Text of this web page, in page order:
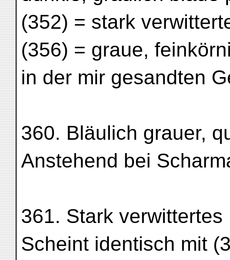
(352) = stark
(356) = graue,
in der mir gesandten
360. Bläulich grauer,
Anstehend bei
361. Stark
Scheint identisch mit